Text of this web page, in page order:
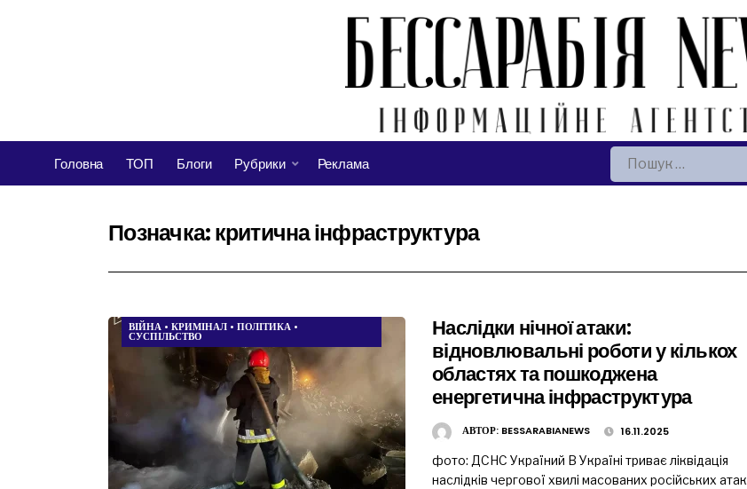
Головна ТОП Блоги Рубрики Реклама Пошук:
Позначка:критична інфраструктура
ВІЙНА • КРИМІНАЛ • ПОЛІТИКА •
СУСПІЛЬСТВО
Наслідки нічної атаки:
відновлювальні роботи у кількох
областях та пошкоджена
енергетична інфраструктура
АВТОР: BESSARABIANEWS 16.11.2025
фото: ДСНС Україний В Україні триває ліквідація
наслідків чергової хвилі масованих російських атак